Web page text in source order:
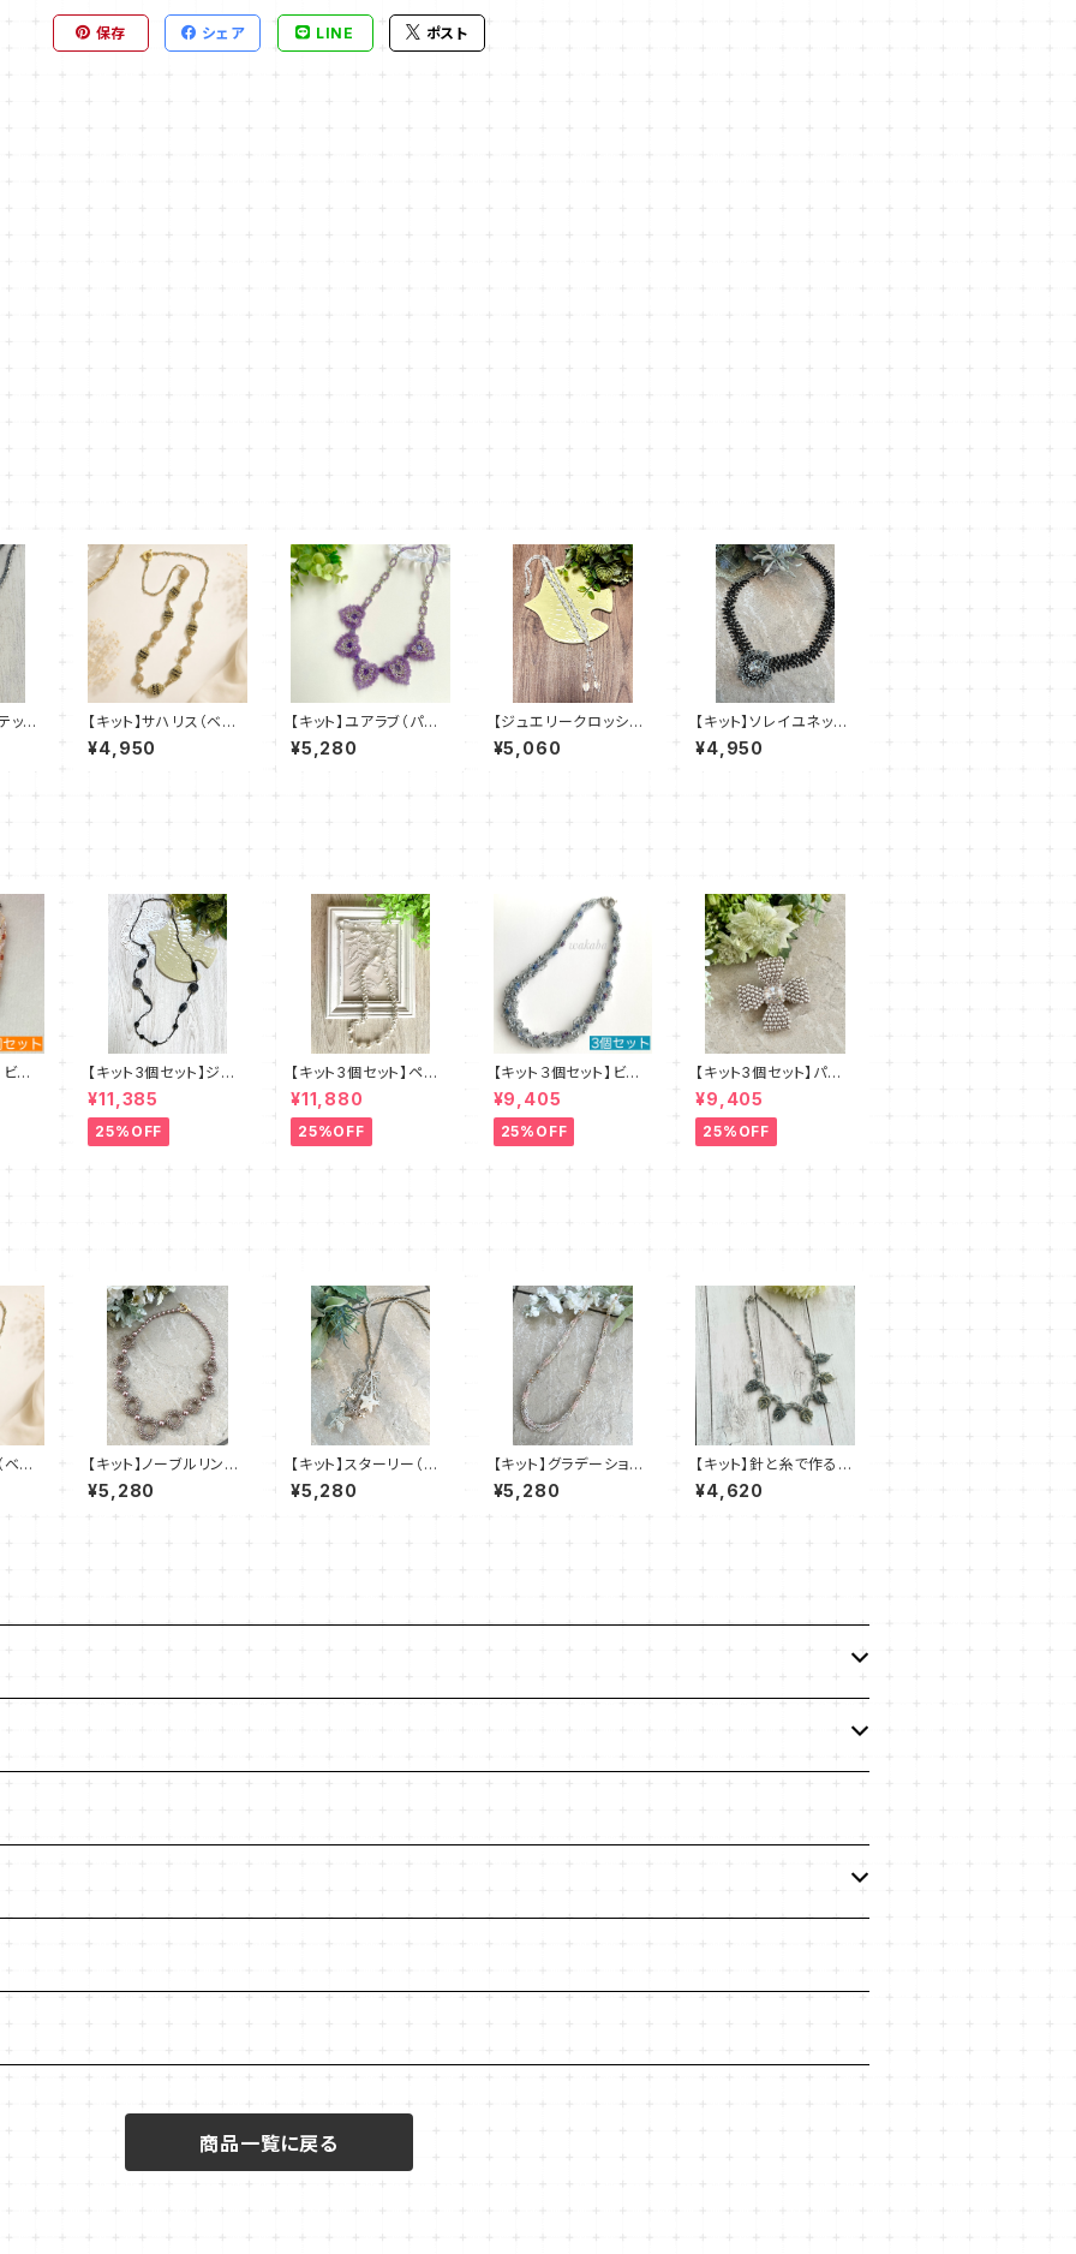
保存 シェア LINE ポスト
ッチ
【キット】サハリス（ベー
ジュ）新川智未
¥4,950
【キット】ユアラブ（パー
プル）新川智未
¥5,280
【ジュエリークロッシェ
キット】《swing 》白 ぺ
レンクロッシェ amu＋
¥5,060
【キット】ソレイユネック
レス（黒系）澤田美子
¥4,950
ビー
【キット3個セット】ジュ
エリークロッシェロング
ネックレス《ルント》クロ
amu＋塩川千映子 a
mu
¥11,385
25%OFF
【キット3個セット】ペレ
ンクロッシェ《ペルルロ
ング》全2色 amu＋塩
川千映子
¥11,880
25%OFF
【キット３個セット】ビー
ズステッチキット・ブルー
レース デザイン：清水
理子
¥9,405
25%OFF
【キット3個セット】パー
ルブローチ（ピンクベー
ジュ）澤田美子
¥9,405
25%OFF
ベー
【キット】ノーブルリン
ク 澤田美子
¥5,280
【キット】スターリー（ゴ
ールド系）澤田美子
¥5,280
【キット】グラデーション
ネックレス（ピンク）澤田
美子
¥5,280
【キット】針と糸で作るビ
ーズステッチキット「月
華の葉（シルバー）」清水
理子
¥4,620
商品一覧に戻る